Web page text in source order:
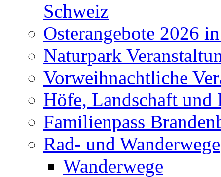
Schweiz
Osterangebote 2026
Naturpark
Vorweihnachtliche
Höfe, Landschaft und
Familienpass
Rad- und Wanderwege
Wanderwege